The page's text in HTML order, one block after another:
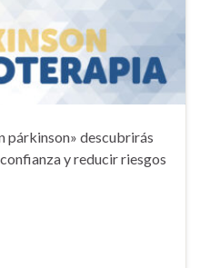
párkinson» descubrirás
y reducir riesgos